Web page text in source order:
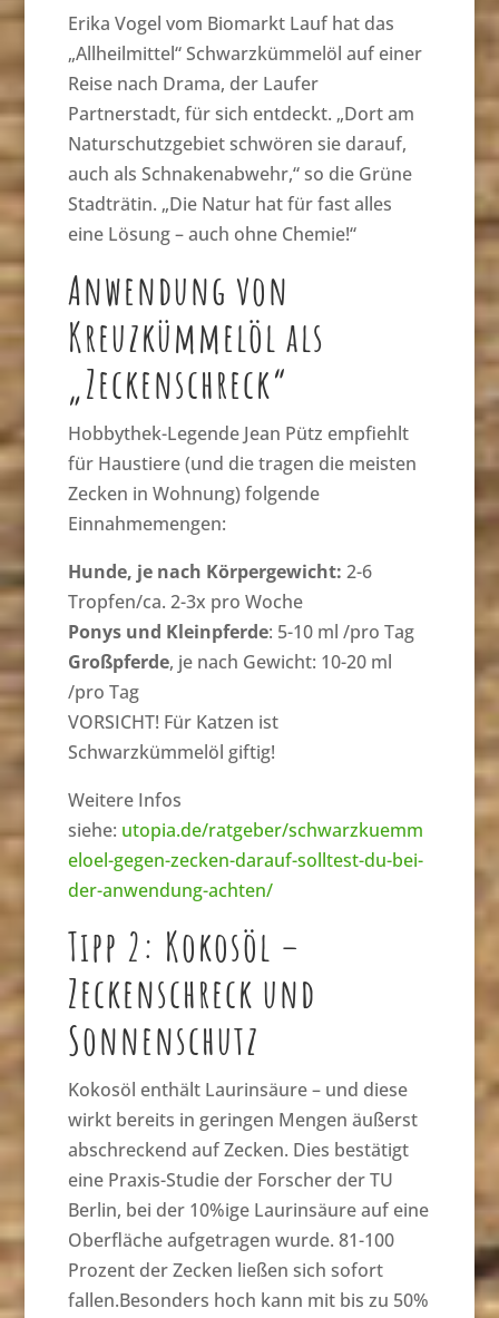
Erika Vogel vom Biomarkt Lauf hat das
„Allheilmittel“ Schwarzkümmelöl auf einer
Reise nach Drama, der Laufer
Partnerstadt, für sich entdeckt. „Dort am
Naturschutzgebiet schwören sie darauf,
auch als Schnakenabwehr,“ so die Grüne
Stadträtin. „Die Natur hat für fast alles
eine Lösung – auch ohne Chemie!“
Anwendung von
Kreuzkümmelöl als
„Zeckenschreck“
Hobbythek-Legende Jean Pütz empfiehlt
für Haustiere (und die tragen die meisten
Zecken in Wohnung) folgende
Einnahmemengen:
Hunde, je nach Körpergewicht: 2-6
Tropfen/ca. 2-3x pro Woche
Ponys und Kleinpferde: 5-10 ml /pro Tag
Großpferde, je nach Gewicht: 10-20 ml
/pro Tag
VORSICHT! Für Katzen ist
Schwarzkümmelöl giftig!
Weitere Infos
siehe: utopia.de/ratgeber/schwarzkuemm
eloel-gegen-zecken-darauf-solltest-du-bei-
der-anwendung-achten/
Tipp 2: Kokosöl –
Zeckenschreck und
Sonnenschutz
Kokosöl enthält Laurinsäure – und diese
wirkt bereits in geringen Mengen äußerst
abschreckend auf Zecken. Dies bestätigt
eine Praxis-Studie der Forscher der TU
Berlin, bei der 10%ige Laurinsäure auf eine
Oberfläche aufgetragen wurde. 81-100
Prozent der Zecken ließen sich sofort
fallen.Besonders hoch kann mit bis zu 50%